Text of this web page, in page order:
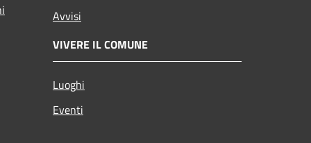
Avvisi
VIVERE IL COMUNE
Luoghi
Eventi